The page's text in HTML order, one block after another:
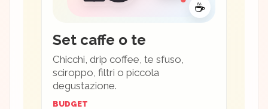
☕
Set caffe o te
Chicchi, drip coffee, te sfuso,
sciroppo, filtri o piccola
degustazione.
BUDGET